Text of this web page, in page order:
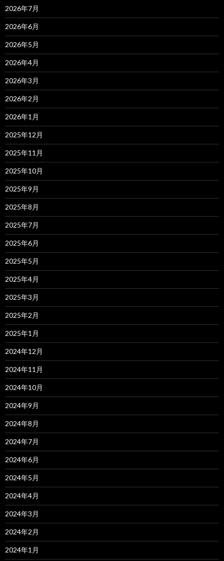
2026年7月
2026年6月
2026年5月
2026年4月
2026年3月
2026年2月
2026年1月
2025年12月
2025年11月
2025年10月
2025年9月
2025年8月
2025年7月
2025年6月
2025年5月
2025年4月
2025年3月
2025年2月
2025年1月
2024年12月
2024年11月
2024年10月
2024年9月
2024年8月
2024年7月
2024年6月
2024年5月
2024年4月
2024年3月
2024年2月
2024年1月